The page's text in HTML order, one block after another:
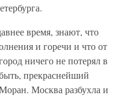
время, знают, что
и горечи и что от
ничего не потерял в
прекраснейший
Москва разбухла и